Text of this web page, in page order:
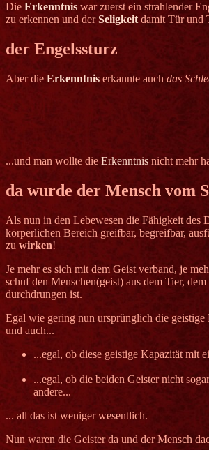
Die Erkenntnis war zuerst ein strahlender
zu erkennen und derSeligkeit damit Tür und
der Engelssturz
Aber die Erkenntnis erkannte auch das
...und man wollte die Erkenntnis nicht mehr
da wurde der Mensch vom
Als nun in den Lebewesen die Fähigkeit des
körperlichen Bereich greifbar, begreifbar,
zu wirken!
Je mehr es sich mit dem Geist verband, je
schuf den Menschen(geist) aus dem Tier,
durchdrungen ist.
Egal wie gering nun ursprünglich die geistige
und auch...
...egal, ob diese geistige Kapazität mit
...egal, ob die beiden Geister nicht
andere...
... all das ist weniger wesentlich.
Nun waren die Geister da und der Mensch